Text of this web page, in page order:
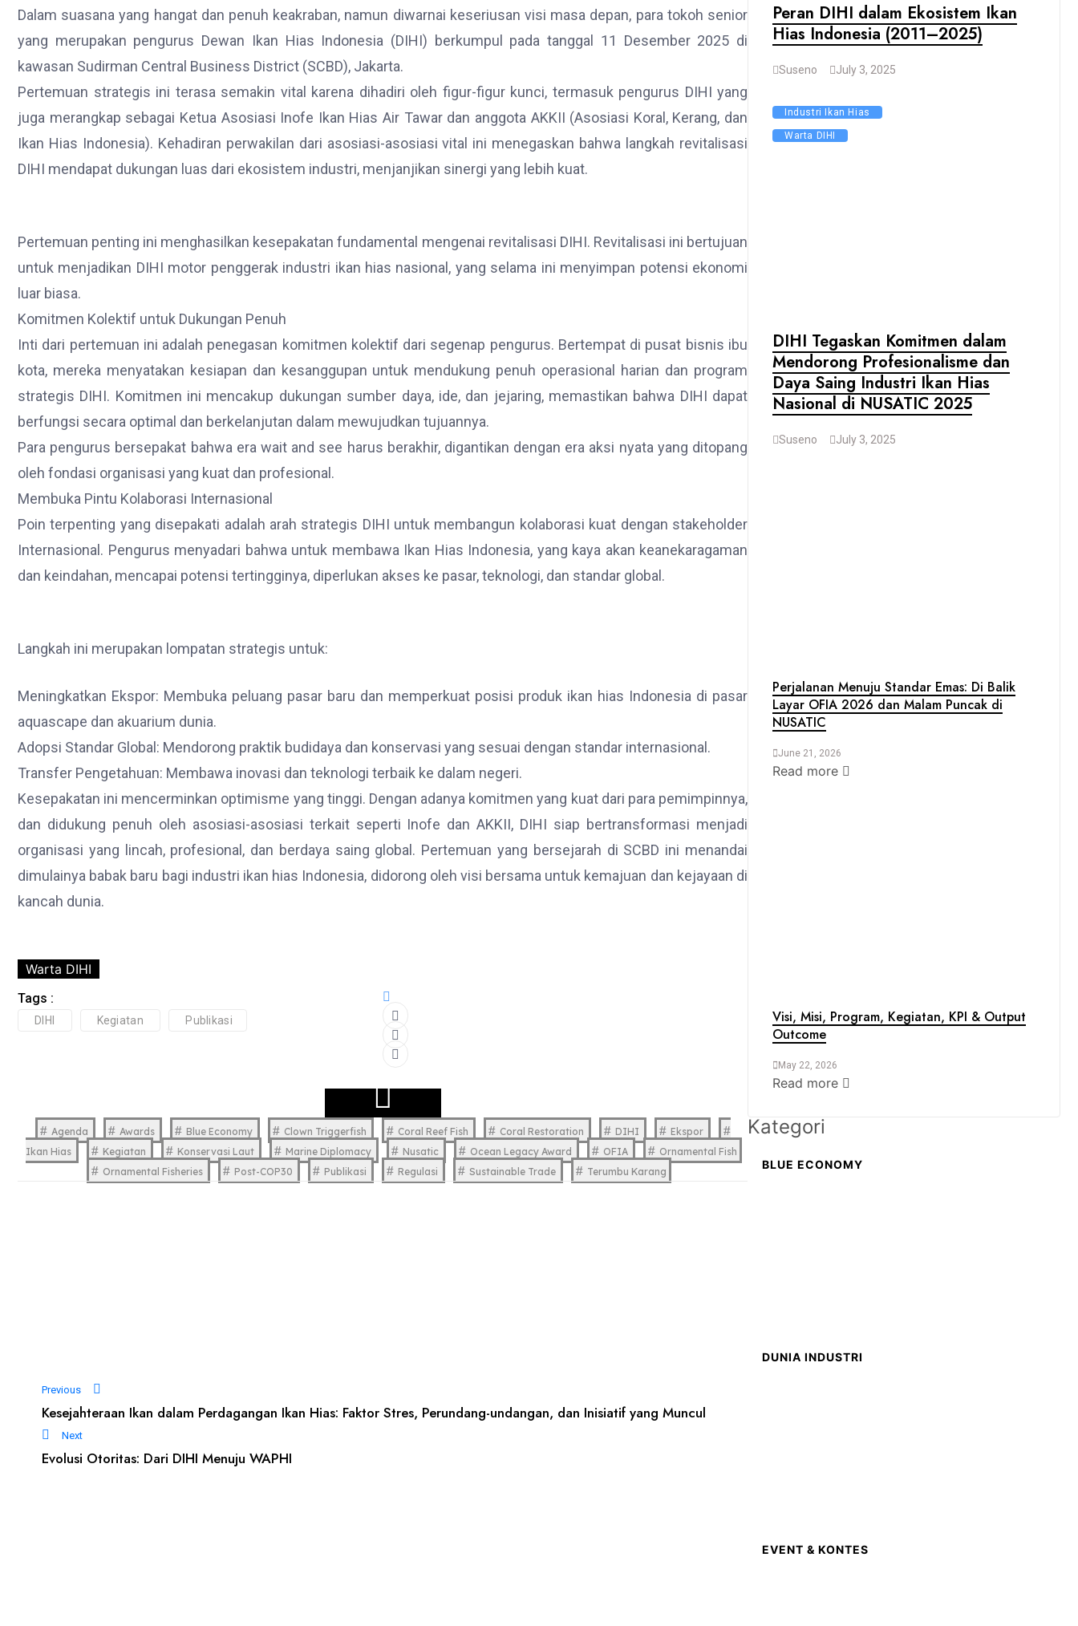
Dalam suasana yang hangat dan penuh keakraban, namun diwarnai keseriusan visi masa depan, para tokoh senior
yang merupakan pengurus Dewan Ikan Hias Indonesia (DIHI) berkumpul pada tanggal 11 Desember 2025 di
kawasan Sudirman Central Business District (SCBD), Jakarta.
Pertemuan strategis ini terasa semakin vital karena dihadiri oleh figur-figur kunci, termasuk pengurus DIHI yang
juga merangkap sebagai Ketua Asosiasi Inofe Ikan Hias Air Tawar dan anggota AKKII (Asosiasi Koral, Kerang, dan
Ikan Hias Indonesia). Kehadiran perwakilan dari asosiasi-asosiasi vital ini menegaskan bahwa langkah revitalisasi
DIHI mendapat dukungan luas dari ekosistem industri, menjanjikan sinergi yang lebih kuat.
Pertemuan penting ini menghasilkan kesepakatan fundamental mengenai revitalisasi DIHI. Revitalisasi ini bertujuan
untuk menjadikan DIHI motor penggerak industri ikan hias nasional, yang selama ini menyimpan potensi ekonomi
luar biasa.
Komitmen Kolektif untuk Dukungan Penuh
Inti dari pertemuan ini adalah penegasan komitmen kolektif dari segenap pengurus. Bertempat di pusat bisnis ibu
kota, mereka menyatakan kesiapan dan kesanggupan untuk mendukung penuh operasional harian dan program
strategis DIHI. Komitmen ini mencakup dukungan sumber daya, ide, dan jejaring, memastikan bahwa DIHI dapat
berfungsi secara optimal dan berkelanjutan dalam mewujudkan tujuannya.
Para pengurus bersepakat bahwa era wait and see harus berakhir, digantikan dengan era aksi nyata yang ditopang
oleh fondasi organisasi yang kuat dan profesional.
Membuka Pintu Kolaborasi Internasional
Poin terpenting yang disepakati adalah arah strategis DIHI untuk membangun kolaborasi kuat dengan stakeholder
Internasional. Pengurus menyadari bahwa untuk membawa Ikan Hias Indonesia, yang kaya akan keanekaragaman
dan keindahan, mencapai potensi tertingginya, diperlukan akses ke pasar, teknologi, dan standar global.
Langkah ini merupakan lompatan strategis untuk:
Meningkatkan Ekspor: Membuka peluang pasar baru dan memperkuat posisi produk ikan hias Indonesia di pasar
aquascape dan akuarium dunia.
Adopsi Standar Global: Mendorong praktik budidaya dan konservasi yang sesuai dengan standar internasional.
Transfer Pengetahuan: Membawa inovasi dan teknologi terbaik ke dalam negeri.
Kesepakatan ini mencerminkan optimisme yang tinggi. Dengan adanya komitmen yang kuat dari para pemimpinnya,
dan didukung penuh oleh asosiasi-asosiasi terkait seperti Inofe dan AKKII, DIHI siap bertransformasi menjadi
organisasi yang lincah, profesional, dan berdaya saing global. Pertemuan yang bersejarah di SCBD ini menandai
dimulainya babak baru bagi industri ikan hias Indonesia, didorong oleh visi bersama untuk kemajuan dan kejayaan di
kancah dunia.
Warta DIHI
Tags :
DIHI Kegiatan Publikasi
Agenda Awards Blue Economy Clown Triggerfish Coral Reef Fish Coral Restoration DIHI
Ekspor
Ikan Hias
Kegiatan Konservasi Laut Marine Diplomacy Nusatic Ocean Legacy Award OFIA
Ornamental Fish
Ornamental Fisheries
Post-COP30 Publikasi Regulasi Sustainable Trade Terumbu Karang
Previous
Kesejahteraan Ikan dalam Perdagangan Ikan Hias: Faktor Stres, Perundang-undangan, dan Inisiatif yang Muncul
Next
Evolusi Otoritas: Dari DIHI Menuju WAPHI
Peran DIHI dalam Ekosistem Ikan
Hias Indonesia (2011–2025)
Suseno July 3, 2025
Industri Ikan Hias
Warta DIHI
DIHI Tegaskan Komitmen dalam
Mendorong Profesionalisme dan
Daya Saing Industri Ikan Hias
Nasional di NUSATIC 2025
Suseno July 3, 2025
Perjalanan Menuju Standar Emas: Di Balik
Layar OFIA 2026 dan Malam Puncak di
NUSATIC
June 21, 2026
Read more
Visi, Misi, Program, Kegiatan, KPI & Output
Outcome
May 22, 2026
Read more
Kategori
BLUE ECONOMY
DUNIA INDUSTRI
EVENT & KONTES